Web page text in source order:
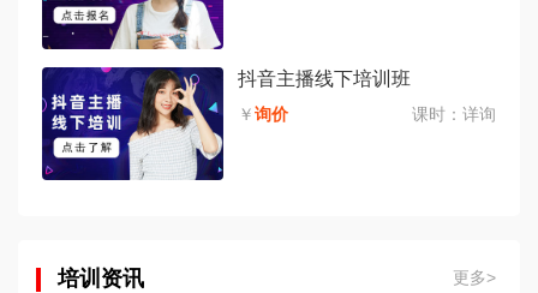
抖音主播线下培训班
￥询价 课时： 详询
培训资讯 更多>